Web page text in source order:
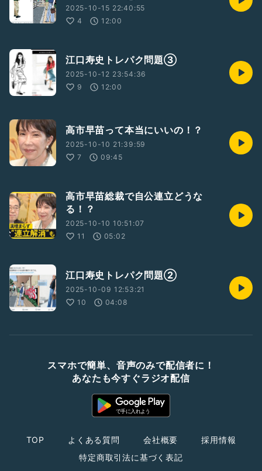
2025-10-15 22:40:55
4
12:00
江口寿史トレパク問題③
2025-10-12 23:54:36
9
12:00
高市早苗って本当にいいの！？
2025-10-10 21:39:59
7
09:45
高市早苗総裁で自公連立どうな
る！？
2025-10-10 10:51:07
11
05:02
江口寿史トレパク問題②
2025-10-09 12:53:21
10
04:08
スマホで簡単、音声のみで配信者に！
あなたも今すぐラジオ配信
TOP よくある質問 会社概要
採用情報
特定商取引法に基づく表記